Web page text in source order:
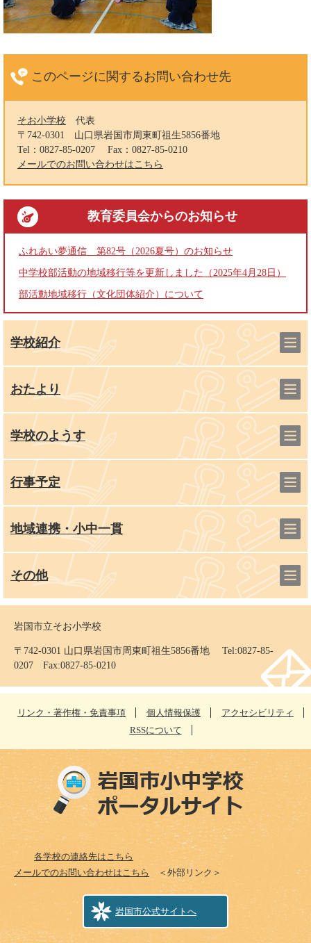
このページに関するお問い合わせ先
そお小学校
代表
〒742-0301
山口県岩国市周東町祖生5856番地
Tel：0827-85-0207
Fax：0827-85-0210
メールでのお問い合わせはこちら
教育委員会からのお知らせ
ふれあい夢通信 第82号（2026夏号）のお知らせ
中学校部活動の地域移行等を更新しました（2025年4月28日）
部活動地域移行（文化団体紹介）について
学校紹介
おたより
学校のようす
行事予定
地域連携・小中一貫
その他
岩国市立そお小学校
〒742-0301 山口県岩国市周東町祖生5856番地 Tel:0827-85-
0207 Fax:0827-85-0210
リンク・著作権・免責事項 個人情報保護
アクセシビリティ
RSSについて
各学校の連絡先はこちら
メールでのお問い合わせはこちら
＜外部リンク＞
岩国市公式サイトへ